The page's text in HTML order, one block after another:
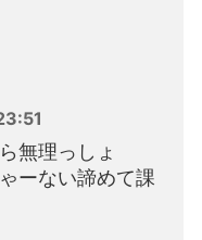
無理っしょ
ーない諦めて課